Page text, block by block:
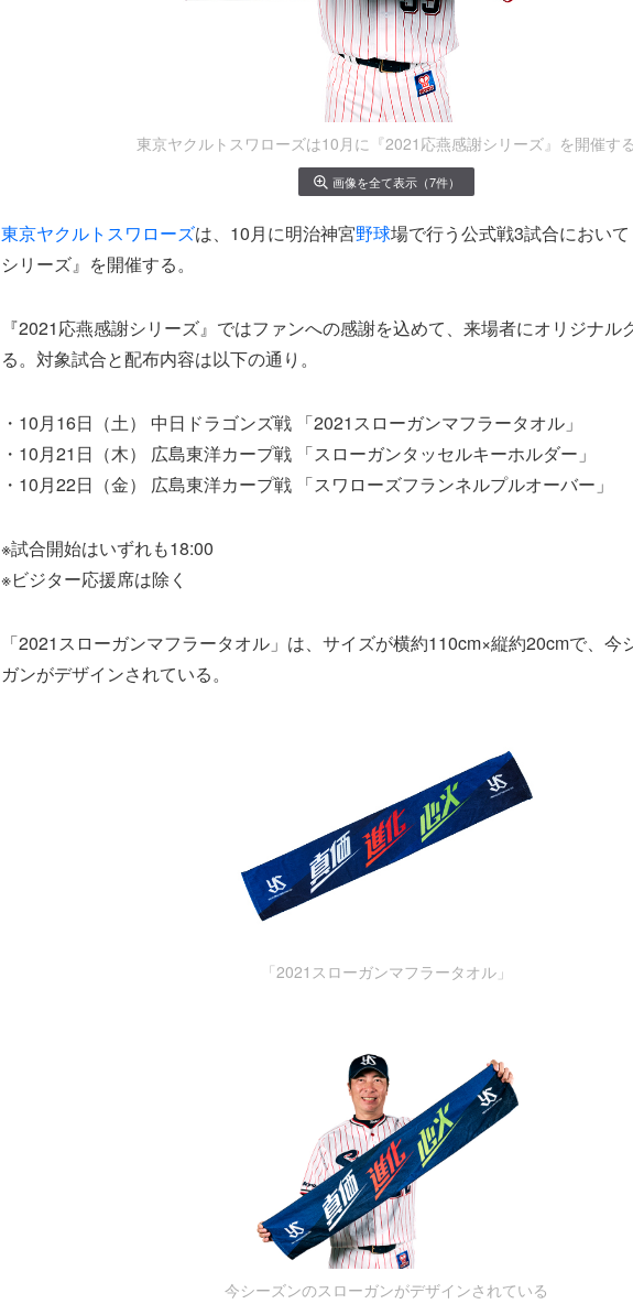
東京ヤクルトスワローズは10月に『2021応燕感謝シリーズ』を開催する
画像を全て表示（7件）
東京ヤクルトスワローズは、10月に明治神宮野球場で行う公式戦3試合におい
シリーズ』を開催する。
『2021応燕感謝シリーズ』ではファンへの感謝を込めて、来場者にオリジナル
る。対象試合と配布内容は以下の通り。
・10月16日（土） 中日ドラゴンズ戦 「2021スローガンマフラータオル」
・10月21日（木） 広島東洋カープ戦 「スローガンタッセルキーホルダー」
・10月22日（金） 広島東洋カープ戦 「スワローズフランネルプルオーバー」
※試合開始はいずれも18:00
※ビジター応援席は除く
「2021スローガンマフラータオル」は、サイズが横約110cm×縦約20cmで、今
ガンがデザインされている。
「2021スローガンマフラータオル」
今シーズンのスローガンがデザインされている